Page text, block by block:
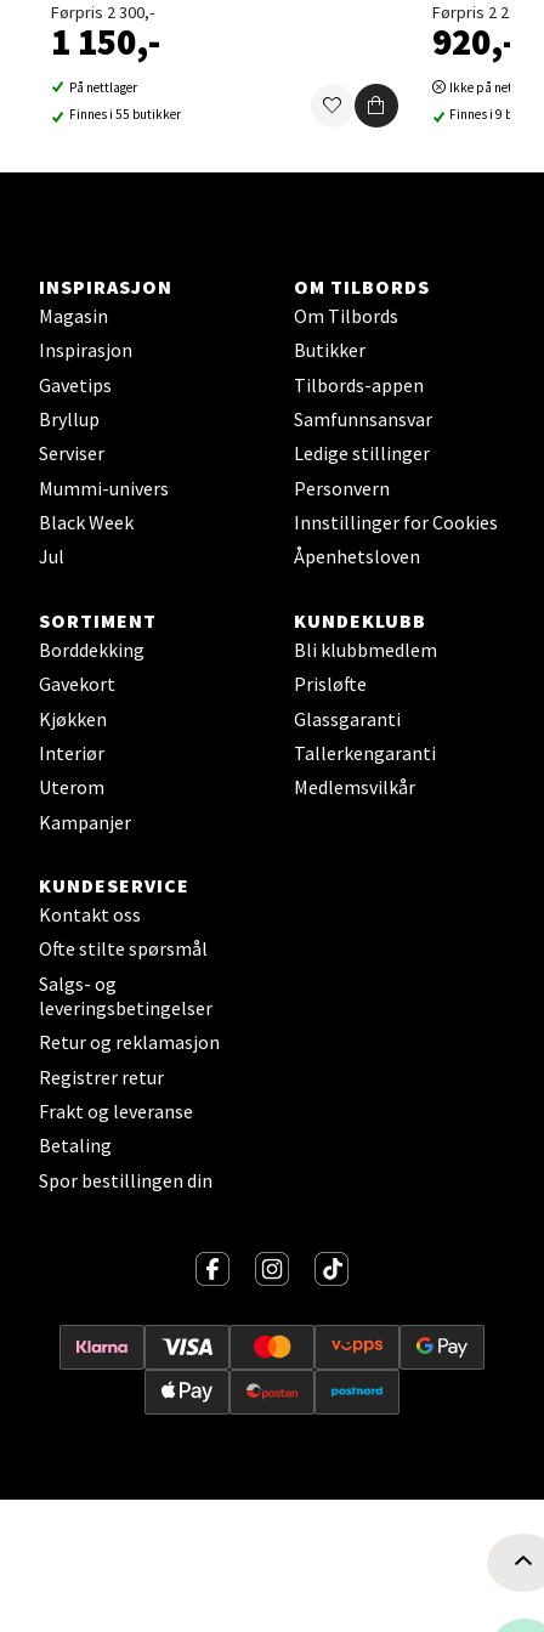
Førpris 2 300,-
1 150,-
På nettlager
Finnes i 55 butikker
Førpris 2 299,-
920,-
Ikke på
Finnes i 9
INSPIRASJON
Magasin
Inspirasjon
Gavetips
Bryllup
Serviser
Mummi-univers
Black Week
Jul
OM TILBORDS
Om Tilbords
Butikker
Tilbords-appen
Samfunnsansvar
Ledige stillinger
Personvern
Innstillinger for Cookies
Åpenhetsloven
SORTIMENT
Borddekking
Gavekort
Kjøkken
Interiør
Uterom
Kampanjer
KUNDEKLUBB
Bli klubbmedlem
Prisløfte
Glassgaranti
Tallerkengaranti
Medlemsvilkår
KUNDESERVICE
Kontakt oss
Ofte stilte spørsmål
Salgs- og
leveringsbetingelser
Retur og reklamasjon
Registrer retur
Frakt og leveranse
Betaling
Spor bestillingen din
Thon Senter Orkanger, Orkdalsveien 113, 7300
Åpent i dag 09-18
Sandvika - Thon Senter Sandvika
Brodtkorbsgate 7, 1338 Sandvika
Åpent i dag 09-19
0 i butikk
Velg
Bergen - Thon Senter Sartor
Sartorvegen 12, 5353 Straume
Åpent i dag 10-18
0 i butikk
Trondheim - Sirkus Shopping
Falkenborgveien 5, 7044 Trondheim
0 i butikk
Ski - Thon Senter Ski
Åpent i dag 10-19
0 i butikk